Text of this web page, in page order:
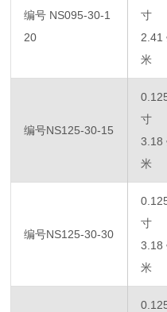
编号 NS095-30-1
20
寸
2.41
米
编号NS125-30-15
寸
3.18
米
编号NS125-30-30
寸
3.18
米